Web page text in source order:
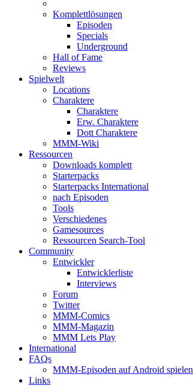
Komplettlösungen
Episoden
Specials
Underground
Hall of Fame
Reviews
Spielwelt
Locations
Charaktere
Charaktere
Erw. Charaktere
Dott Charaktere
MMM-Wiki
Ressourcen
Downloads komplett
Starterpacks
Starterpacks International
nach Episoden
Tools
Verschiedenes
Gamesources
Ressourcen Search-Tool
Community
Entwickler
Entwicklerliste
Interviews
Forum
Twitter
MMM-Comics
MMM-Magazin
MMM Lets Play
International
FAQs
MMM-Episoden auf Android spielen
Links